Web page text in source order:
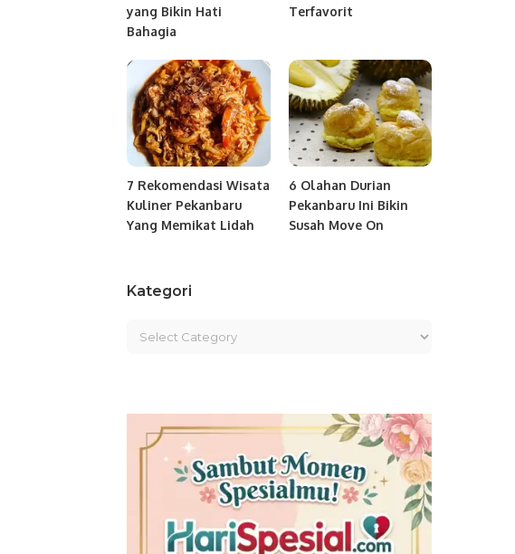
yang Bikin Hati
Bahagia
Terfavorit
7 Rekomendasi Wisata
Kuliner Pekanbaru
Yang Memikat Lidah
6 Olahan Durian
Pekanbaru Ini Bikin
Susah Move On
Kategori